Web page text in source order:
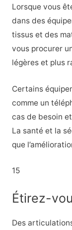
Lorsque vous
dans des
tissus et des
vous procurer
légères et plus
Certains
comme un
cas de besoin
La santé et la
que
15
Étirez-
Des